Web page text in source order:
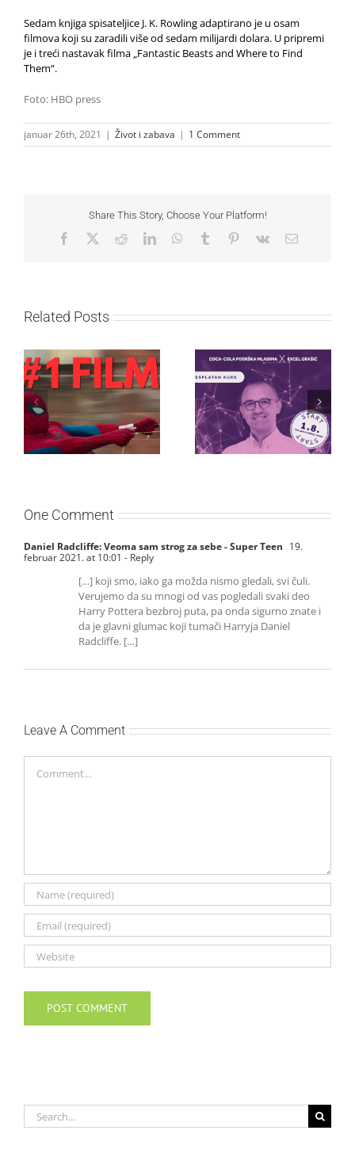
Sedam knjiga spisateljice J. K. Rowling adaptirano je u osam
filmova koji su zaradili više od sedam milijardi dolara. U pripremi
je i treći nastavak filma „Fantastic Beasts and Where to Find
Them“.
Foto: HBO press
januar 26th, 2021 | Život i zabava | 1 Comment
Share This Story, Choose Your Platform!
Facebook RedditLinkedInWhatsApp
Tumblr Pinterest
Vk Email
Related Posts
Najuspešnije otvaranje
studijskog filma u Srbiji:
Spajdermen: Novi dan
oborio rekord već prvog
vikenda
Priključi se besplatnoj
regionalnoj AI edukaciji
i nauči kako da
veštačku inteligenciju
primeniš u praksi
One Comment
Daniel Radcliffe: Veoma sam strog za sebe - Super Teen 19.
februar 2021. at 10:01 - Reply
[…] koji smo, iako ga možda nismo gledali, svi čuli.
Verujemo da su mnogi od vas pogledali svaki deo
Harry Pottera bezbroj puta, pa onda sigurno znate i
da je glavni glumac koji tumači Harryja Daniel
Radcliffe. […]
Leave A Comment
Search
for: